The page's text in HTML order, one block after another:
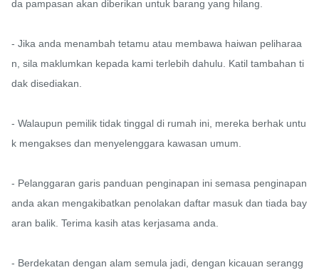
da pampasan akan diberikan untuk barang yang hilang.
- Jika anda menambah tetamu atau membawa haiwan peliharaa
n, sila maklumkan kepada kami terlebih dahulu. Katil tambahan ti
dak disediakan.
- Walaupun pemilik tidak tinggal di rumah ini, mereka berhak untu
k mengakses dan menyelenggara kawasan umum.
- Pelanggaran garis panduan penginapan ini semasa penginapan
anda akan mengakibatkan penolakan daftar masuk dan tiada bay
aran balik. Terima kasih atas kerjasama anda.
- Berdekatan dengan alam semula jadi, dengan kicauan serangg